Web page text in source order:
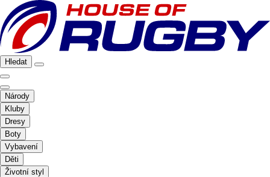
Hledat
Národy
Kluby
Dresy
Boty
Vybavení
Děti
Životní styl